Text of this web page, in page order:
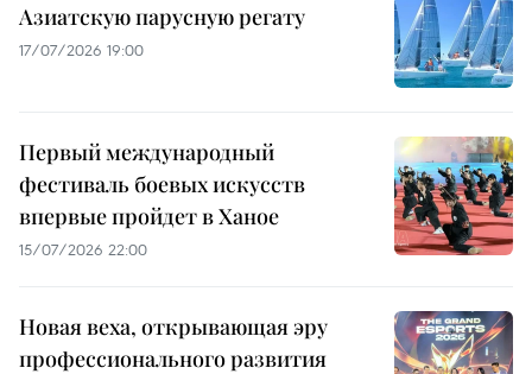
Азиатскую парусную регату
17/07/2026 19:00
Первый международный
фестиваль боевых искусств
впервые пройдет в Ханое
15/07/2026 22:00
Новая веха, открывающая эру
профессионального развития